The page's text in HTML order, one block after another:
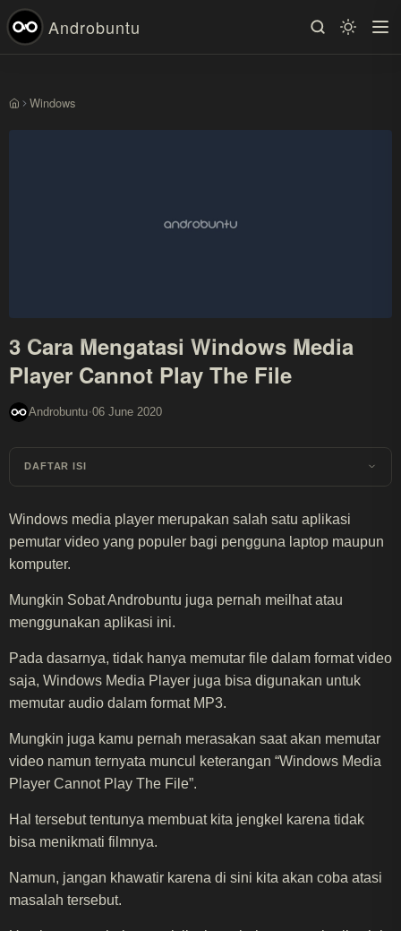
Androbuntu
BerandaWindows
3 Cara Mengatasi Windows Media
Player Cannot Play The File
Androbuntu·06 June 2020
DAFTAR ISI
Windows media player merupakan salah satu aplikasi
pemutar video yang populer bagi pengguna laptop maupun
komputer.
Mungkin Sobat Androbuntu juga pernah meilhat atau
menggunakan aplikasi ini.
Pada dasarnya, tidak hanya memutar file dalam format video
saja, Windows Media Player juga bisa digunakan untuk
memutar audio dalam format MP3.
Mungkin juga kamu pernah merasakan saat akan memutar
video namun ternyata muncul keterangan “Windows Media
Player Cannot Play The File”.
Hal tersebut tentunya membuat kita jengkel karena tidak
bisa menikmati filmnya.
Namun, jangan khawatir karena di sini kita akan coba atasi
masalah tersebut.